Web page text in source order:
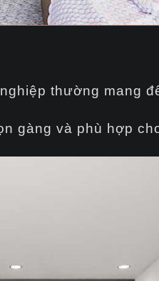
thường mang
gàng và phù hợp